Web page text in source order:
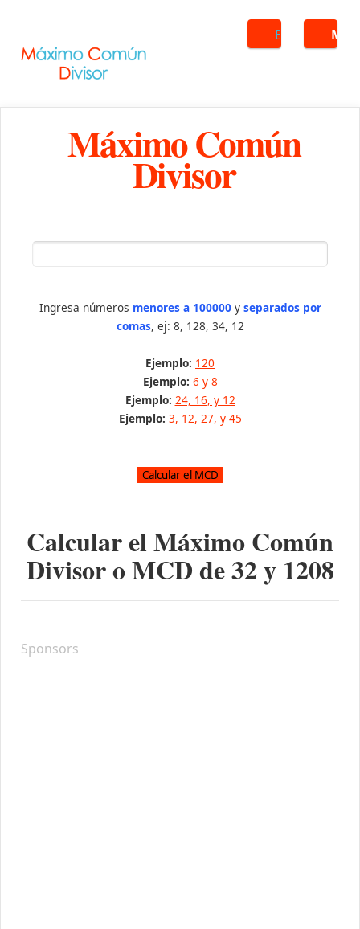
Buscar
Máximo Común
Divisor
Ingresa números menores a 100000y separados por
comas, ej: 8, 128, 34, 12
Ejemplo: 120
Ejemplo: 6 y 8
Ejemplo: 24, 16, y 12
Ejemplo: 3, 12, 27, y 45
Calcular el Máximo Común
Divisor o MCD de32y 1208
Sponsors